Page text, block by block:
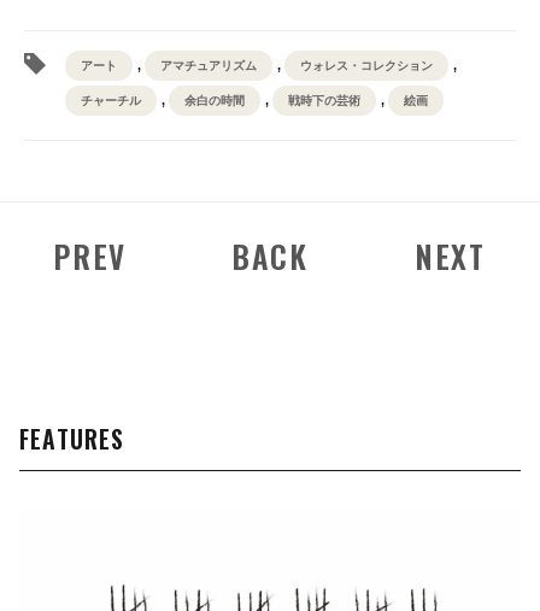
アート , アマチュアリズム , ウォレス・コレクション ,
チャーチル , 余白の時間 , 戦時下の芸術 , 絵画
PREV BACK NEXT
FEATURES